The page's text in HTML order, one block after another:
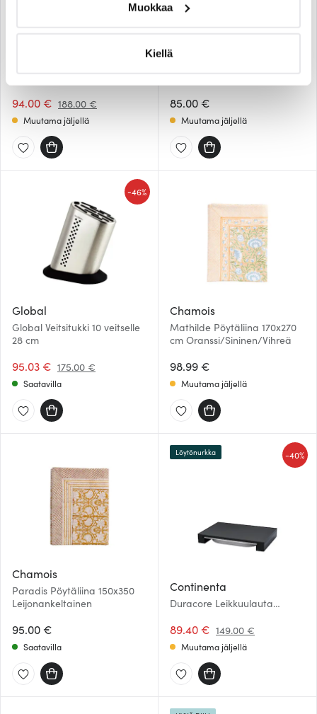
aktiivisesti (sormenjäljen muodostaminen)
tiedot-osiossa
evästeilmoituksessa.
Käytämme evästeitä tarjoamamme sisällön ja mainosten
räätälöimiseen, sosiaalisen median ominaisuuksien
tukemiseen ja kävijämäärämme analysoimiseen. Lisäksi
alan kumppaneillemme tietoja siitä, miten käytät
sivustoamme. Kumppanimme voivat yhdistää näitä
tietoja muihin tietoihin, joita olet antanut heille tai joita on
kerätty, kun olet käyttänyt heidän palvelujaan.
Muokkaa
Kiellä
94.00 € 188.00 €
Muutama jäljellä
Zwilling
85.00 €
Muutama jäljellä
Global
Global Veitsitukki 10 veitselle
28 cm
95.03 € 175.00 €
-46%
Saatavilla
Chamois
Mathilde Pöytäliina 170x270
cm Oranssi/Sininen/Vihreä
98.99 €
Muutama jäljellä
Chamois
Paradis Pöytäliina 150x350
Leijonankeltainen
95.00 €
Saatavilla
Continenta
Duracore Leikkuulauta
89.40 € 149.00 €
-40%
Löytönurkka
Muutama jäljellä